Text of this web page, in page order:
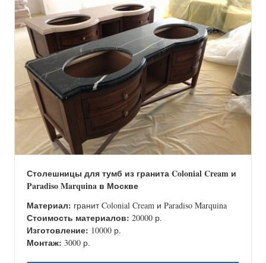
Столешницы для тумб из гранита Colonial Cream и
Paradiso Marquina в Москве
Материал: гранит Colonial Cream и Paradiso Marquina
Стоимость материалов: 20000 р.
Изготовление: 10000 р.
Монтаж: 3000 р.